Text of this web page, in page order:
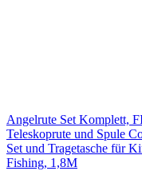
Angelrute Set Komplett,
Teleskoprute und Spule
Set und Tragetasche für
Fishing, 1,8M